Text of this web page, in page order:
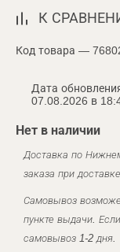
К
Код товара —
Дата
07.08.2026 в
Нет в наличии
Доставка по
заказа при
Самовывоз
пункте выдачи.
самовывоз 1-2 дня.